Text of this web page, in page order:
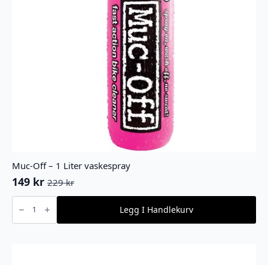
Muc-Off – 1 Liter vaskespray
229kr
Opprinnelig
pris
var:
229 kr.
149 kr
Nåværende
pris
er:
149 kr.
Muc-
1
Legg I Handlekurv